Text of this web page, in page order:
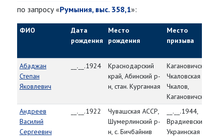
по запросу «Румыния, выс. 358,1»:
ФИО
Дата
рождения
Место
рождения
Место
призыва
Абаджан
Степан
Яковлевич
__.__.1924
Краснодарский
край, Абинский р-
н, стан. Курганная
Кагановичский
Чкаловская обл.,
Чкалов,
Кагановичский
Андреев
Василий
Сергеевич
__.__.1922
Чувашская АССР,
Шумерлинский р-
н, с. Бичбайнив
__.__.1944,
Врадиевский
Украинская ССР,